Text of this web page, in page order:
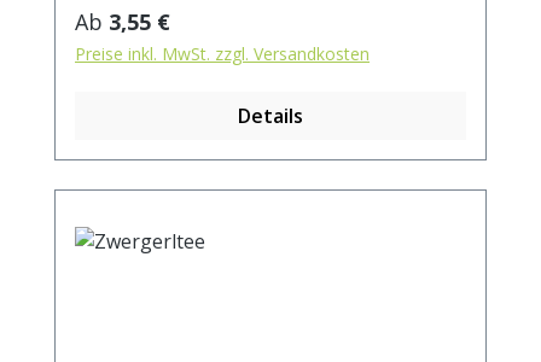
Regulärer Preis:
Ab 3,55 €
Preise inkl. MwSt. zzgl. Versandkosten
Details